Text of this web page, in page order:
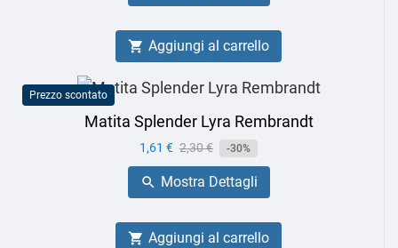
 Aggiungi al carrello
Prezzo scontato
Matita Splender Lyra Rembrandt
Prezzo
1,61 € Prezzo
base
2,30 € -30%
 Mostra Dettagli
 Aggiungi al carrello